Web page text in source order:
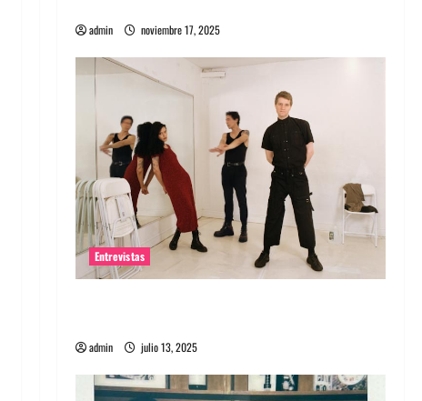
admin noviembre 17, 2025
Entrevistas
admin julio 13, 2025